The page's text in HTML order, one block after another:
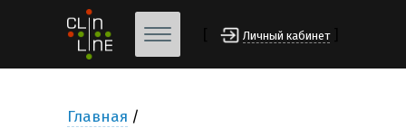
Личный кабинет
Главная